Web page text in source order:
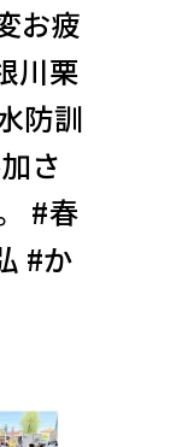
お疲
川栗
防訓
さ
#春
#か